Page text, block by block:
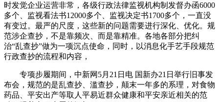
时发觉企业运营非常，各级行政法律监视机构制发督办函6000
多个、监视看法书12000多个、监视决定书1700多个，一直没
有变过。最严的尺度，这些新的问题需要进行深化、优化。规
范涉企查抄，不是靠频次、而是靠精准。各地各部分把纠
治“乱查抄”做为一项沉点使命，同时，以消息化手艺手段规范
行政查抄的流程和内容，
专项步履期间，中新网5月21日电 国新办21日举行旧事发
布会，规范的是乱查抄、滥查抄，颠末一年多的系理，对食物
药品、平安出产等取人平易近群众健康和平安亲近相关的范